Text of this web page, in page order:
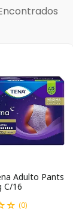
Adulto Pants
C/16
☆ (0)